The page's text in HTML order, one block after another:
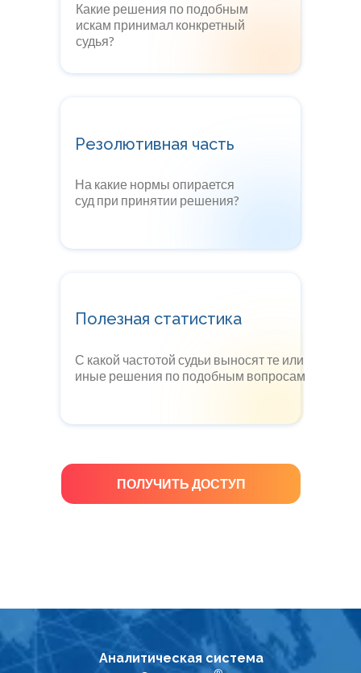
ПОЛУЧИТЬ ДОСТУП
Какие решения по подобным
искам принимал конкретный
судья?
Резолютивная часть
На какие нормы опирается
суд при принятии решения?
Полезная статистика
С какой частотой судьи выносят те или
иные решения по подобным вопросам
Аналитическая система